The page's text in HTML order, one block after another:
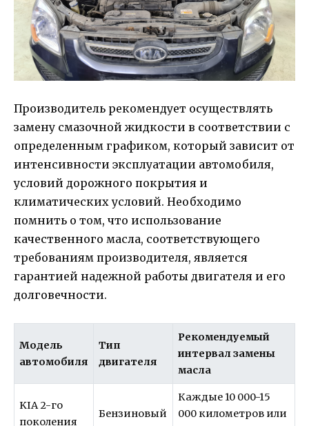
Производитель рекомендует осуществлять
замену смазочной жидкости в соответствии с
определенным графиком, который зависит от
интенсивности эксплуатации автомобиля,
условий дорожного покрытия и
климатических условий. Необходимо
помнить о том, что использование
качественного масла, соответствующего
требованиям производителя, является
гарантией надежной работы двигателя и его
долговечности.
Модель
автомобиля
Тип
двигателя
Рекомендуемый
интервал замены
масла
KIA 2-го
поколения
Бензиновый
Каждые 10 000-15
000 километров или